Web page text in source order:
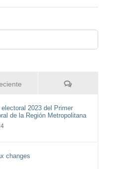
Comentarios
2023 del Primer
de la Región Metropolitana
changes